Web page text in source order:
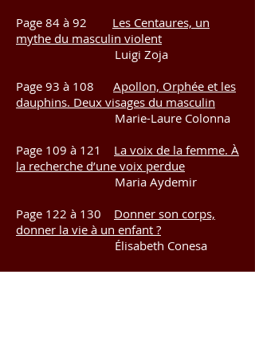
Page 84 à 92 Les Centaures, un
mythe du masculin violent
Luigi Zoja
Page 93 à 108 Apollon, Orphée et les
dauphins. Deux visages du masculin
Marie-Laure Colonna
Page 109 à 121 La voix de la femme. À
la recherche d’une voix perdue
Maria Aydemir
Page 122 à 130 Donner son corps,
donner la vie à un enfant ?
Élisabeth Conesa